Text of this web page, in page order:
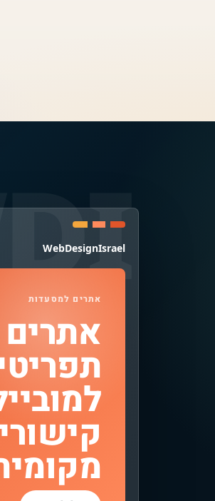
WebDesignIsrael
אתרים למסעדות